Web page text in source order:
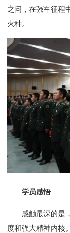
之问，在强军征程
火种。
学员感悟
感触最深的是
度和强大精神内核